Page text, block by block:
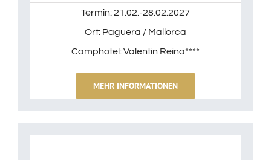
Termin: 21.02.-28.02.2027
Ort: Paguera / Mallorca
Camphotel: Valentin Reina****
MEHR INFORMATIONEN